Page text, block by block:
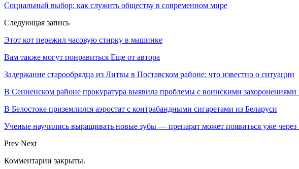
Социальный выбор: как служить обществу в современном мире
Следующая запись
Этот кот пережил часовую стирку в машинке
Вам также могут понравиться Еще от автора
Задержание старообрядца из Литвы в Поставском районе: что известно о ситуации
В Сенненском районе прокуратура выявила проблемы с воинскими
В Белостоке приземлился аэростат с контрабандными сигаретами из Беларуси
Ученые научились выращивать новые зубы — препарат может появиться уже через
Prev Next
Комментарии закрыты.